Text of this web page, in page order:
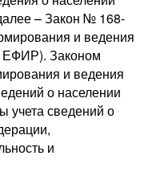
– Закон № 168-
и ведения
ЕФИР). Законом
и ведения
о населении
учета сведений о
и